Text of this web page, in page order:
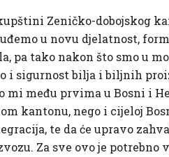
Zeničko-dobojskog
u novu djelatnost,
pa tako nakon što smo
i sigurnost bilja i biljnih
mi među prvima u Bosni i
kantonu, nego i cijeloj
te da će upravo
Za sve ovo je